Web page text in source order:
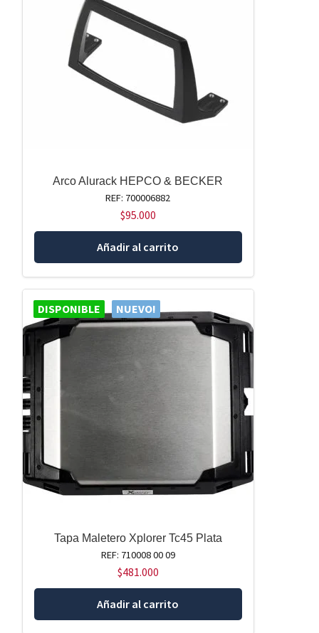
Arco Alurack HEPCO & BECKER
REF: 700006882
$95.000
Añadir al carrito
DISPONIBLE NUEVO!
Tapa Maletero Xplorer Tc45 Plata
REF: 710008 00 09
$481.000
Añadir al carrito